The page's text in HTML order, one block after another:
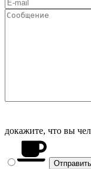
докажите, что вы